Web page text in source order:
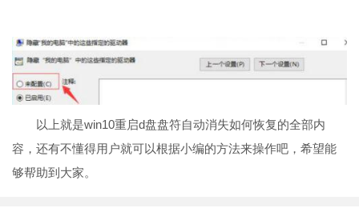
以上就是win10重启d盘盘符自动消失如何恢复的全部内
容，还有不懂得用户就可以根据小编的方法来操作吧，希望能
够帮助到大家。